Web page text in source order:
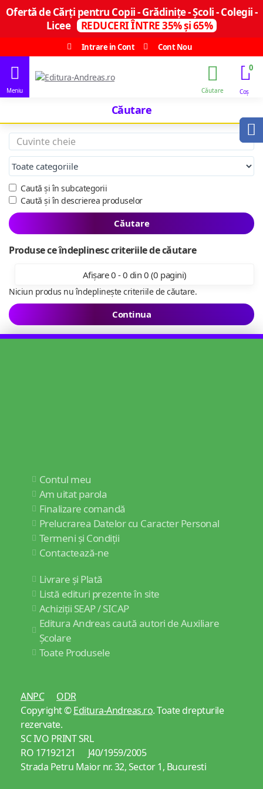
Ofertă de Cărți pentru Copii - Grădinițe - Școli - Colegii -
Licee
REDUCERI ÎNTRE 35% și 65%
Intrare in Cont
Cont Nou
0
Căutare
Caută și în subcategorii
Caută și în descrierea produselor
Căutare
Produse ce îndeplinesc criteriile de căutare
Afișare 0 - 0 din 0 (0 pagini)
Niciun produs nu îndeplinește criteriile de căutare.
Continua
Contul meu
Am uitat parola
Finalizare comandă
Prelucrarea Datelor cu Caracter Personal
Termeni și Condiții
Contactează-ne
Livrare și Plată
Listă edituri prezente în site
Achiziții SEAP / SICAP
Editura Andreas caută autori de Auxiliare
Școlare
Toate Produsele
ANPC
ODR
Copyright ©Editura-Andreas.ro. Toate drepturile
rezervate.
SC IVO PRINT SRL
RO 17192121 J40/1959/2005
Strada Petru Maior nr. 32, Sector 1, Bucuresti